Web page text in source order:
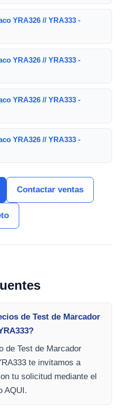
YRA326 // YRA333 -
YRA326 // YRA333 -
YRA326 // YRA333 -
YRA326 // YRA333 -
Contactar ventas
de Test de Marcador
de Test de Marcador
te invitamos a
tu solicitud mediante el
AQUI.